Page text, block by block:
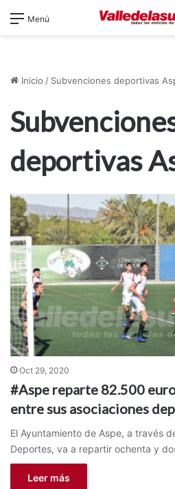
Menú
Inicio / Subvenciones deportivas
deportivas
Oct 29, 2020
#Aspe reparte 82.500
entre sus asociaciones
El Ayuntamiento de Aspe, a través
Deportes, va a repartir ochenta y
Leer más